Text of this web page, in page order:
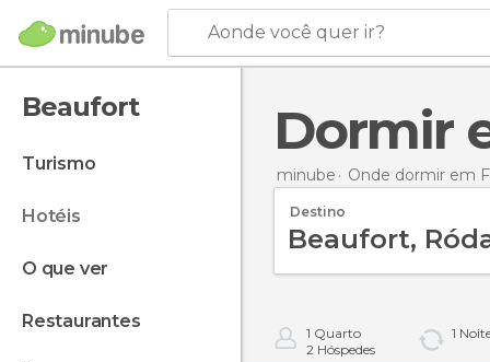
Aonde você quer ir?
Beaufort
turismo
hotéis
o que ver
restaurantes
minube Onde dormir em
Destino
1 Quarto
2 Hóspedes
1